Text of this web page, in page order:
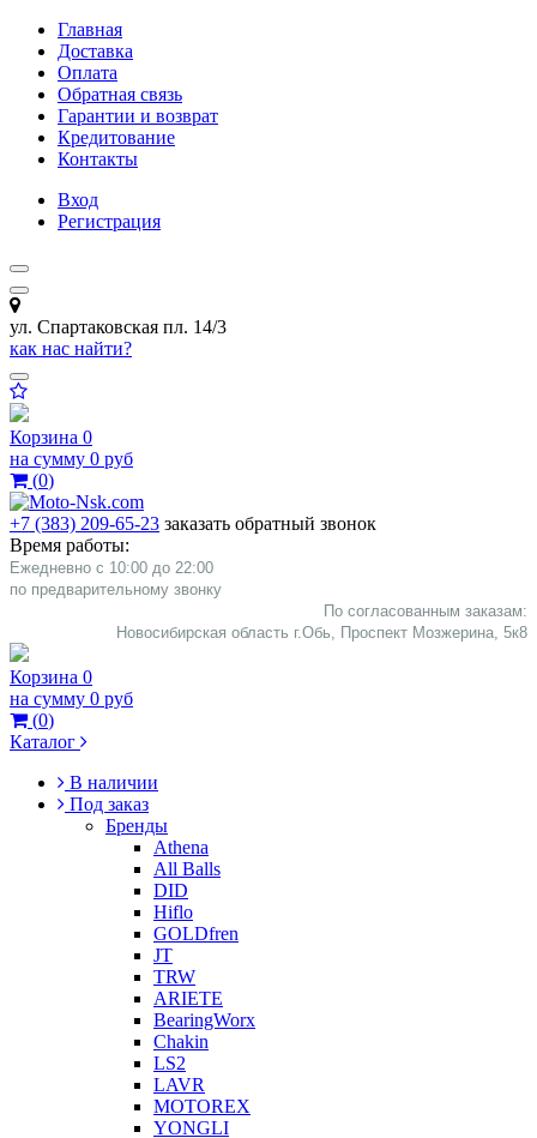
Главная
Доставка
Оплата
Обратная связь
Гарантии и возврат
Кредитование
Контакты
Вход
Регистрация
ул. Спартаковская пл. 14/3
как нас найти?
Корзина 0
на сумму 0 руб
(0)
+7 (383) 209-65-23 заказать обратный звонок
Время работы:
Ежедневно с 10:00 до 22:00
​по предварительному звонку
По согласованным заказам:
Новосибирская область г.Обь, Проспект Мозжерина, 5к8​
Корзина 0
на сумму 0 руб
(0)
Каталог
В наличии
Под заказ
Бренды
Athena
All Balls
DID
Hiflo
GOLDfren
JT
TRW
ARIETE
BearingWorx
Chakin
LS2
LAVR
MOTOREX
YONGLI